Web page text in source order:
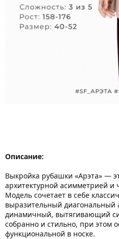
Описание:
Выкройка рубашки «Арэта» —
архитектурной асимметрией и
Модель сочетает в себе
выразительный диагональный
динамичный, вытягивающий
собранно и стильно, при этом
функциональной в носке.